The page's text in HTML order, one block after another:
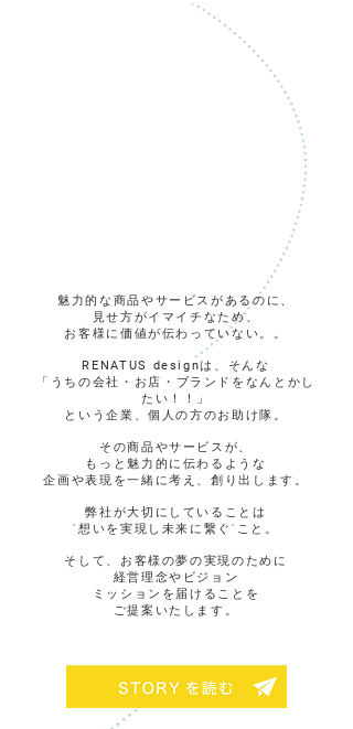
魅力的な商品やサービスがあるのに、
見せ方がイマイチなため、
お客様に価値が伝わっていない。。
RENATUS designは、そんな
「うちの会社・お店・ブランドを なんとかし
たい！！」
という企業、個人の方のお助け隊。
​その商品やサービスが、
もっと魅力的に伝わるような
企画や表現を一緒に考え、創り出します。
弊社が大切にしていることは
“想いを実現し未来に繋ぐ”こと。
そして、お客様の夢の実現のために
経営理念やビジョン
ミッションを届けることを
ご提案いたします。